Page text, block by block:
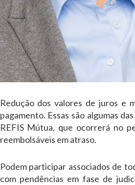
Redução dos valores de juros e
pagamento. Essas são algumas
REFIS Mútua, que ocorrerá no
reembolsáveis em atraso.
Podem participar associados de
com pendências em fase de